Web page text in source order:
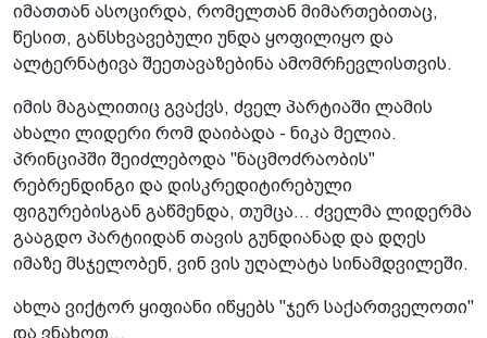
იმათთან ასოცირდა, რომელთან მიმართებითაც,
წესით, განსხვავებული უნდა ყოფილიყო და
ალტერნატივა შეეთავაზებინა ამომრჩევლისთვის.
იმის მაგალითიც გვაქვს, ძველ პარტიაში ლამის
ახალი ლიდერი რომ დაიბადა - ნიკა მელია.
პრინციპში შეიძლებოდა "ნაცმოძრაობის"
რებრენდინგი და დისკრედიტირებული
ფიგურებისგან გაწმენდა, თუმცა... ძველმა ლიდერმა
გააგდო პარტიიდან თავის გუნდიანად და დღეს
იმაზე მსჯელობენ, ვინ ვის უღალატა სინამდვილეში.
ახლა ვიქტორ ყიფიანი იწყებს "ჯერ საქართველოთი"
და ვნახოთ...